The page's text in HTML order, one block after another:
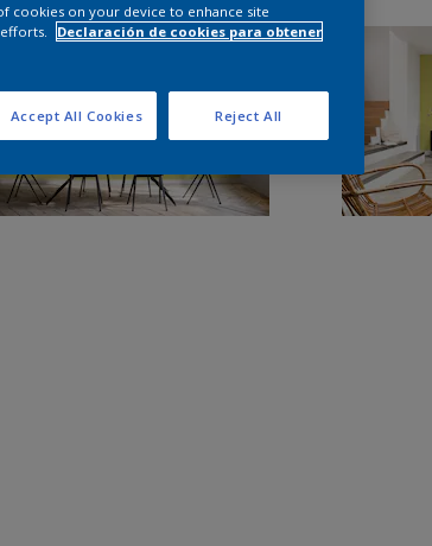
cookies on your device to enhance site
Declaración de cookies para obtener
Reject All
Accept All Cookies